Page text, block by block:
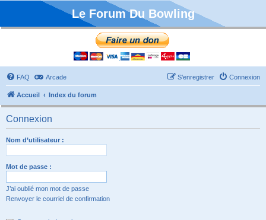
Le Forum Du Bowling
FAQ Arcade Connexion
S’enregistrer
Accueil Index du forum
Connexion
Nom d’utilisateur :
Mot de passe :
J’ai oublié mon mot de passe
Renvoyer le courriel de confirmation